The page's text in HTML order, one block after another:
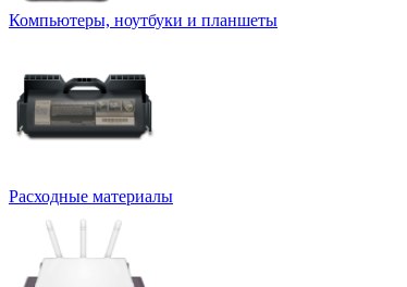
Компьютеры, ноутбуки и планшеты
Расходные материалы